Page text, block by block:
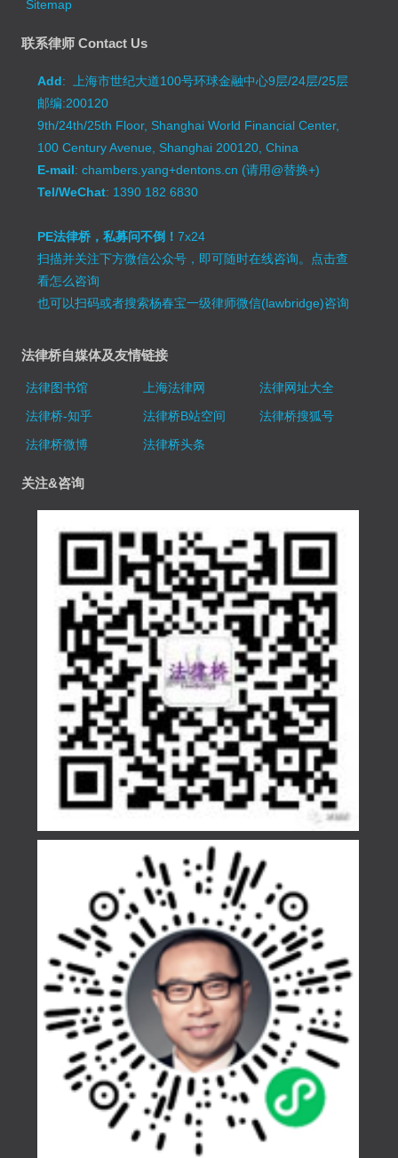
Sitemap
联系律师 Contact Us
Add: 上海市世纪大道100号环球金融中心9层/24层/25层
邮编:200120
9th/24th/25th Floor, Shanghai World Financial Center,
100 Century Avenue, Shanghai 200120, China
E-mail: chambers.yang+dentons.cn (请用@替换+)
Tel/WeChat: 1390 182 6830
PE法律桥，私募问不倒！7x24
扫描并关注下方微信公众号，即可随时在线咨询。 点击查
看怎么咨询
也可以扫码或者搜索杨春宝一级律师微信(lawbridge)咨询
法律桥自媒体及友情链接
法律图书馆 上海法律网
法律网址大全
法律桥-知乎
法律桥B站空间
法律桥搜狐号
法律桥微博
法律桥头条
关注&咨询